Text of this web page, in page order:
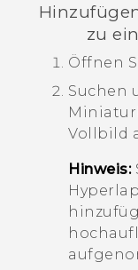
zu
Öffnen
Suchen
Vollbild
Hinweis: